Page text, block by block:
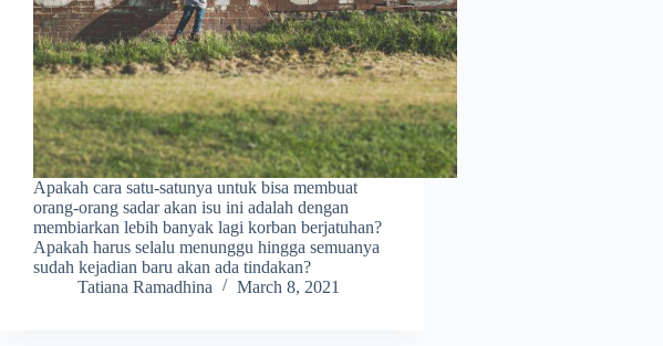
Apakah cara satu-satunya untuk bisa membuat
orang-orang sadar akan isu ini adalah dengan
membiarkan lebih banyak lagi korban berjatuhan?
Apakah harus selalu menunggu hingga semuanya
sudah kejadian baru akan ada tindakan?
Tatiana Ramadhina
March 8, 2021